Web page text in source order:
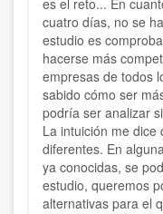
es el reto... En
cuatro días, no se
estudio es
hacerse más
empresas de todos
sabido cómo ser
podría ser analizar
La intuición me
diferentes. En
ya conocidas, se
estudio, queremos
alternativas para el